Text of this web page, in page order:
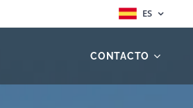
ES
CONTACTO